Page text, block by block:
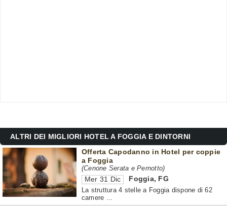
ALTRI DEI MIGLIORI HOTEL A FOGGIA E DINTORNI
Offerta Capodanno in Hotel per coppie
a Foggia
(Cenone Serata e Pernotto)
Mer 31 Dic Foggia, FG
La struttura 4 stelle a Foggia dispone di 62
camere ...